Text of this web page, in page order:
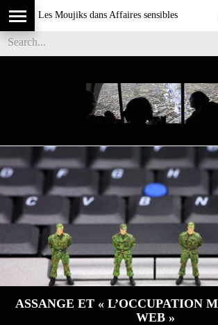
Les Moujiks dans Affaires sensibles
ASSANGE ET « L’OCCUPATION
WEB »